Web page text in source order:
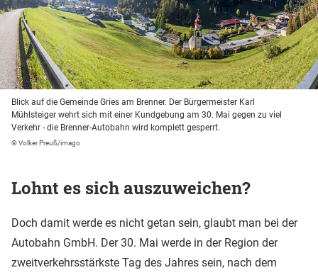
Blick auf die Gemeinde Gries am Brenner. Der Bürgermeister Karl
Mühlsteiger wehrt sich mit einer Kundgebung am 30. Mai gegen zu viel
Verkehr - die Brenner-Autobahn wird komplett gesperrt.
© Volker Preuß/imago
Lohnt es sich auszuweichen?
Doch damit werde es nicht getan sein, glaubt man bei der
Autobahn GmbH. Der 30. Mai werde in der Region der
zweitverkehrsstärkste Tag des Jahres sein, nach dem